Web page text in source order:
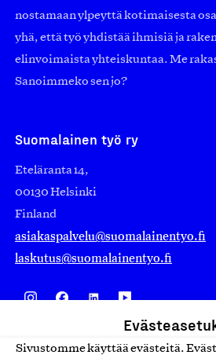
Sivustomme käyttää evästeitä.
nostamaan ylpeyttä kotimaisesta
yhä, että työ yhdistää ihmisiä ja
elinvoimaista yhteiskuntaa. Me
Sanoimmeko sen jo?
Suomalainen työ ry
Eteläranta 14,
00130 Helsinki
Finland
asiakaspalvelu@suomalainentyo.fi
laskutus@suomalainentyo.fi
Avainlippu